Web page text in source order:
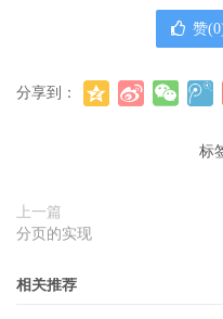
赞(0
分享到：
标
上一篇
分页的实现
相关推荐